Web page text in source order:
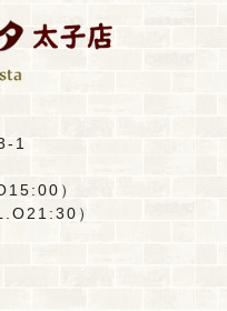
1
）
）